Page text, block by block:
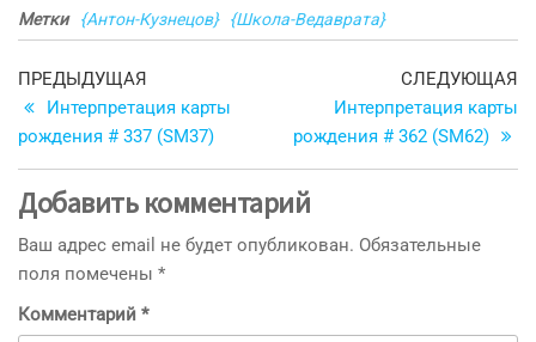
Метки
{Антон-Кузнецов} {Школа-Ведаврата}
Навигация
по
записям
Предыдущая
запись
ПРЕДЫДУЩАЯ
Интерпретация карты
рождения # 337 (SM37)
СЛЕДУЮЩАЯ
Интерпретация карты
рождения # 362 (SM62)
Добавить комментарий
Ваш адрес email не будет опубликован. Обязательные
поля помечены *
Комментарий *